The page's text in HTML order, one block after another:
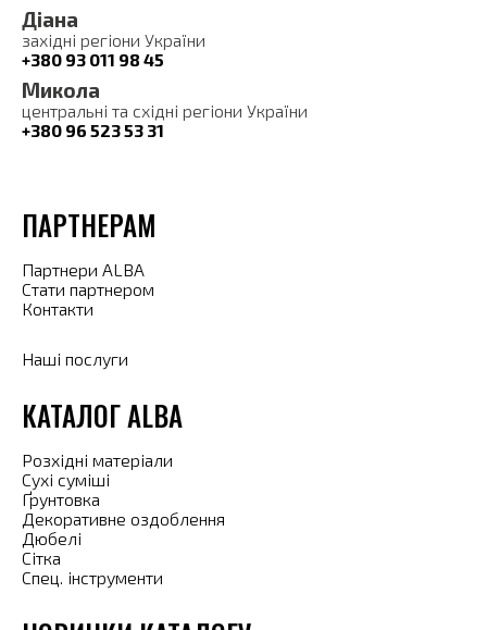
Діана
західні регіони України
+380 93 011 98 45
Микола
центральні та східні регіони України
+380 96 523 53 31
ПАРТНЕРАМ
Партнери ALBA
Стати партнером
Контакти
Наші послуги
КАТАЛОГ ALBA
Розхідні матеріали
Сухі суміші
Ґрунтовка
Декоративне оздоблення
Дюбелі
Сітка
Спец. інструменти